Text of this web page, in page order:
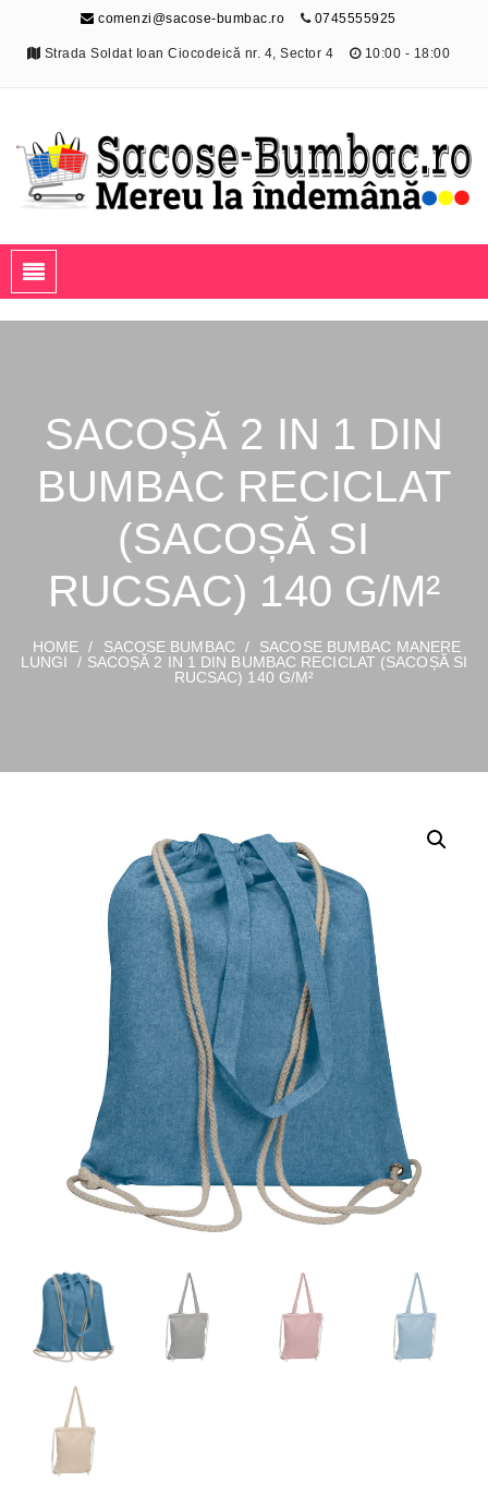
comenzi@sacose-bumbac.ro 0745555925
Strada Soldat Ioan Ciocodeică nr. 4, Sector 4 10:00 - 18:00
Sacose-Bumbac.ro
SACOȘĂ 2 IN 1 DIN
BUMBAC RECICLAT
(SACOȘĂ SI
RUCSAC) 140 G/M²
HOME / SACOSE BUMBAC /
SACOSE BUMBAC MANERE
LUNGI
/ SACOȘĂ 2 IN 1 DIN BUMBAC RECICLAT (SACOȘĂ SI
RUCSAC) 140 G/M²